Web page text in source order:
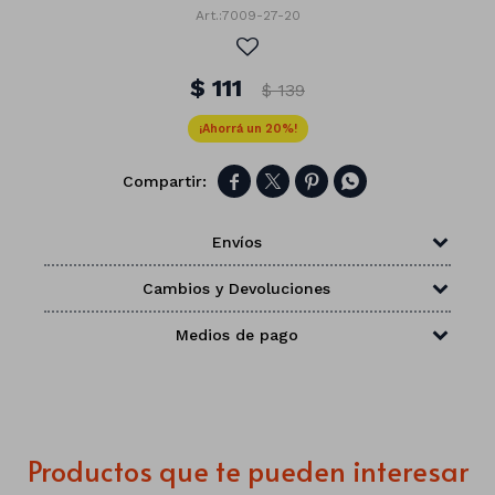
7009-27-20
$ 111 $ 139
20
   
Envíos
Cambios y Devoluciones
Medios de pago
Productos que te pueden interesar
Clásicas
Platos
Matte